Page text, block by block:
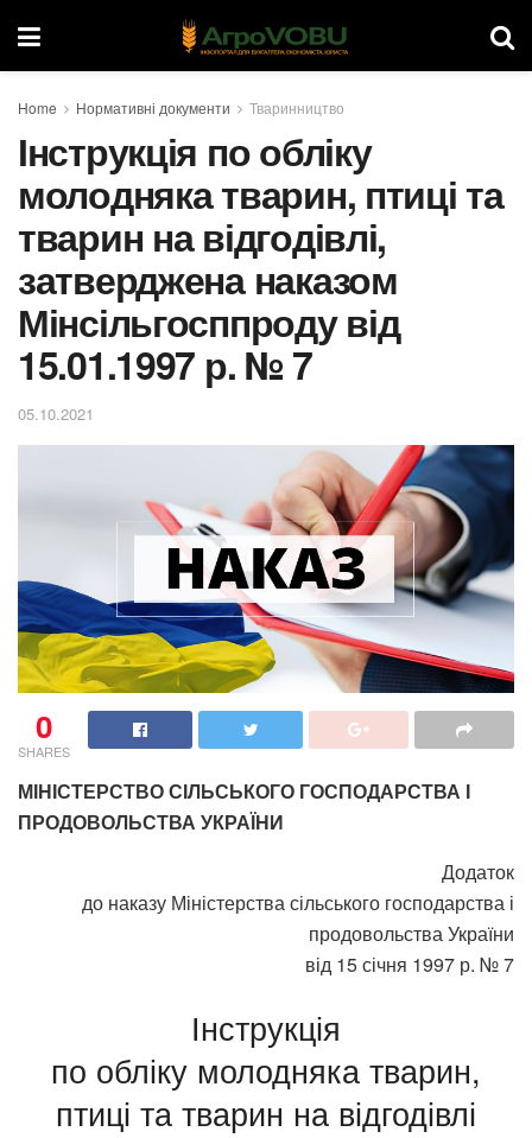
Home Нормативні документи Тваринництво
Інструкція по обліку
молодняка тварин, птиці та
тварин на відгодівлі,
затверджена наказом
Мінсільгосппроду від
15.01.1997 р. № 7
05.10.2021
0
SHARES
МІНІСТЕРСТВО СІЛЬСЬКОГО ГОСПОДАРСТВА І
ПРОДОВОЛЬСТВА УКРАЇНИ
Додаток
до наказу Міністерства сільського господарства і
продовольства України
від 15 січня 1997 р. № 7
Інструкція
по обліку молодняка тварин,
птиці та тварин на відгодівлі